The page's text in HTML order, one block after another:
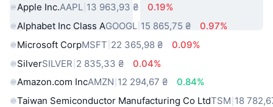
Apple Inc.AAPL 13 963,93 ₴
0.19%
Alphabet Inc Class AGOOGL 15 865,75 ₴
0.97%
Microsoft CorpMSFT 22 365,98 ₴
0.09%
SilverSILVER 2 835,33 ₴
0.04%
Amazon.com IncAMZN 12 294,67 ₴
0.84%
Taiwan Semiconductor Manufacturing Co LtdTSM 18